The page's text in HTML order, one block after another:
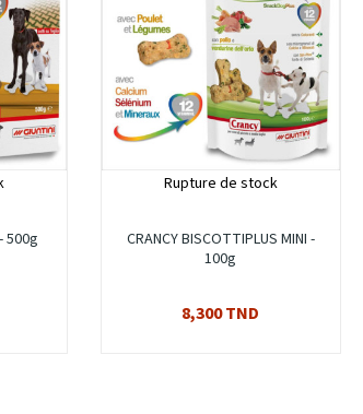
500g
Rupture de stock
CRANCY BISCOTTIPLUS MINI -
100g
8,300 TND